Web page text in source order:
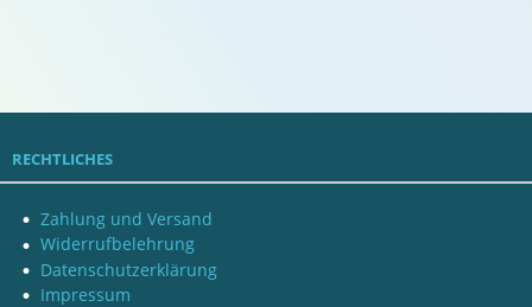
RECHTLICHES
Zahlung und Versand
Widerrufbelehrung
Datenschutzerklärung
Impressum